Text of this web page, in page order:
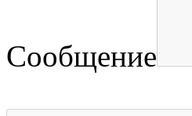
Сообщение